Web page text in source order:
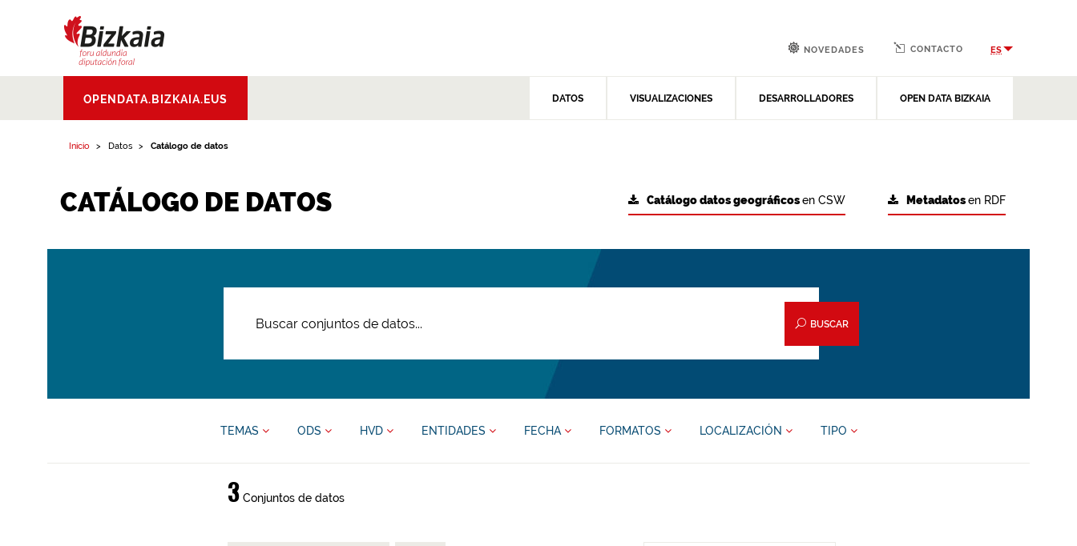
Aldundia.Diputacion
Foral de Bizkaia
OPENDATA.BIZKAIA.EUS DATOS VISUALIZACIONES DESARROLLADORES OPEN DATA BIZKAIA
NOVEDADES CONTACTO ES
Inicio Datos Catálogo de datos
CATÁLOGO DE DATOS Metadatosen RDF
Catálogo datos geográficosen CSW
BUSCAR
TEMAS ODS HVD ENTIDADES FECHA FORMATOS LOCALIZACIÓN TIPO
3Conjuntos de datos